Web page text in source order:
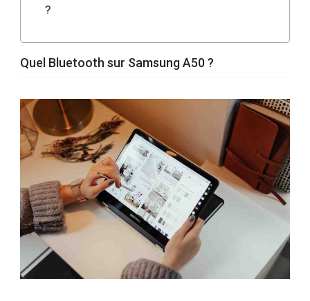
?
Quel Bluetooth sur Samsung A50 ?